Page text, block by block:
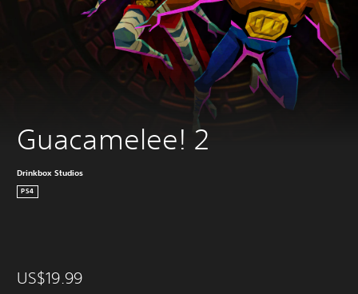
Guacamelee! 2
Drinkbox Studios
PS4
US$19.99